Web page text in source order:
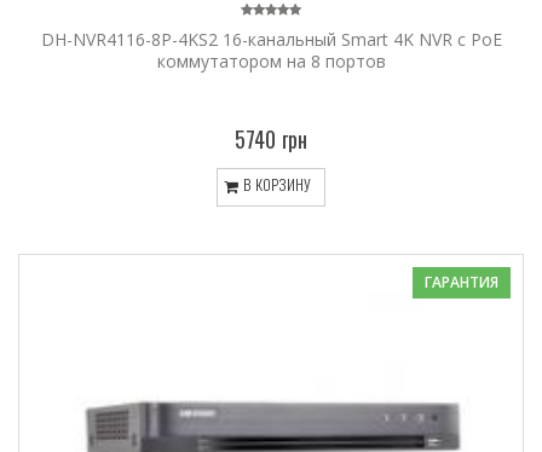
DH-NVR4116-8P-4KS2 16-канальный Smart 4K NVR c PoE
коммутатором на 8 портов
5740 грн
В КОРЗИНУ
ГАРАНТИЯ